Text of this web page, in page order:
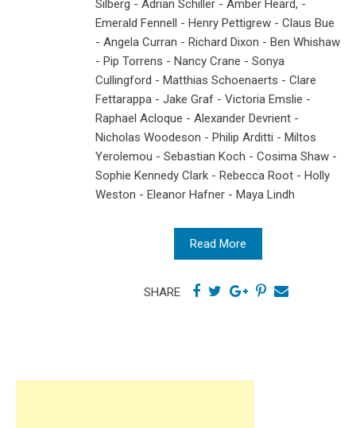
Silberg - Adrian Schiller - Amber Heard, -
Emerald Fennell - Henry Pettigrew - Claus Bue
- Angela Curran - Richard Dixon - Ben Whishaw
- Pip Torrens - Nancy Crane - Sonya
Cullingford - Matthias Schoenaerts - Clare
Fettarappa - Jake Graf - Victoria Emslie -
Raphael Acloque - Alexander Devrient -
Nicholas Woodeson - Philip Arditti - Miltos
Yerolemou - Sebastian Koch - Cosima Shaw -
Sophie Kennedy Clark - Rebecca Root - Holly
Weston - Eleanor Hafner - Maya Lindh
Read More
SHARE